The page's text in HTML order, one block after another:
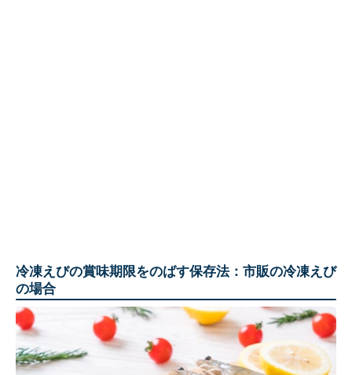
冷凍えびの賞味期限をのばす保存法：市販の冷凍えび
の場合